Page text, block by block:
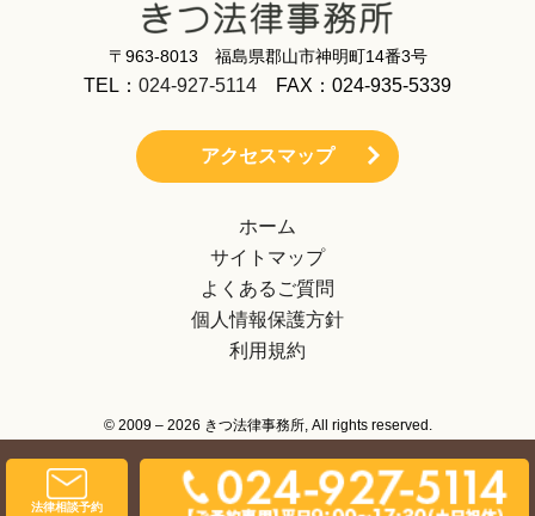
法律相談予約
〒963-8013 福島県郡山市神明町14番3号
TEL： 024-927-5114 FAX：024-935-5339
アクセスマップ
ホーム
サイトマップ
よくあるご質問
個人情報保護方針
利用規約
© 2009 – 2026 きつ法律事務所, All rights reserved.